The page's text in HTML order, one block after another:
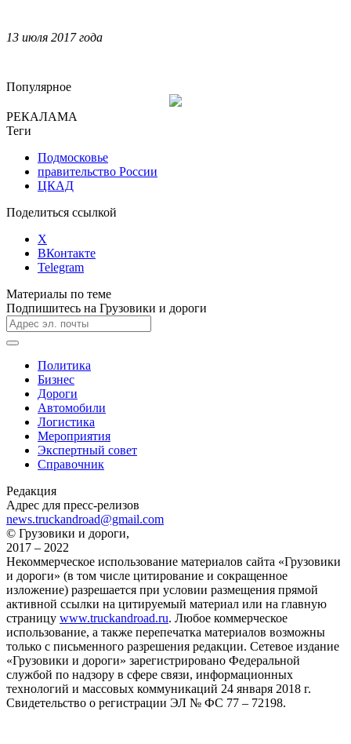
13 июля 2017 года
Популярное
РЕКАЛАМА
Теги
Подмосковье
правительство России
ЦКАД
Поделиться ссылкой
X
ВКонтакте
Telegram
Материалы по теме
Подпишитесь на Грузовики и дороги
Политика
Бизнес
Дороги
Автомобили
Логистика
Мероприятия
Экспертный совет
Справочник
Редакция
Адрес для пресс-релизов
news.truckandroad@gmail.com
© Грузовики и дороги,
2017 – 2022
Некоммерческое использование материалов сайта «Грузовики
и дороги» (в том числе цитирование и сокращенное
изложение) разрешается при условии размещения прямой
активной ссылки на цитируемый материал или на главную
страницу www.truckandroad.ru. Любое коммерческое
использование, а также перепечатка материалов возможны
только с письменного разрешения редакции. Сетевое издание
«Грузовики и дороги» зарегистрировано Федеральной
службой по надзору в сфере связи, информационных
технологий и массовых коммуникаций 24 января 2018 г.
Свидетельство о регистрации ЭЛ № ФС 77 – 72198.